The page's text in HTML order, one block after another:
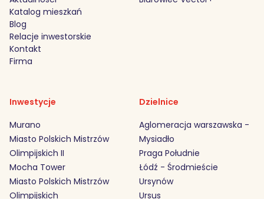
Katalog mieszkań
Blog
Relacje inwestorskie
Kontakt
Firma
Inwestycje
Murano
Miasto Polskich Mistrzów
Olimpijskich II
Mocha Tower
Miasto Polskich Mistrzów
Olimpijskich
Dzielnice
Aglomeracja warszawska -
Mysiadło
Praga Południe
Łódź - Środmieście
Ursynów
Ursus